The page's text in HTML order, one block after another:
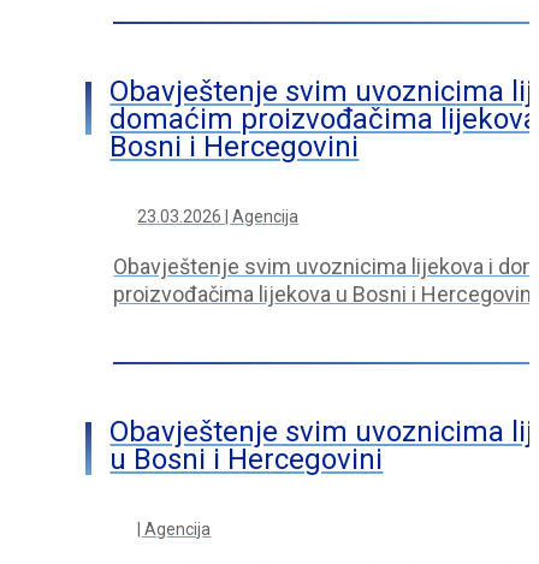
Obavještenje svim uvoznicima
domaćim proizvođačima
Bosni i Hercegovini
23.03.2026 | Agencija
Obavještenje svim uvoznicima lijekova i
proizvođačima lijekova u Bosni i Hercegovini
Obavještenje svim uvoznicima
u Bosni i Hercegovini
| Agencija